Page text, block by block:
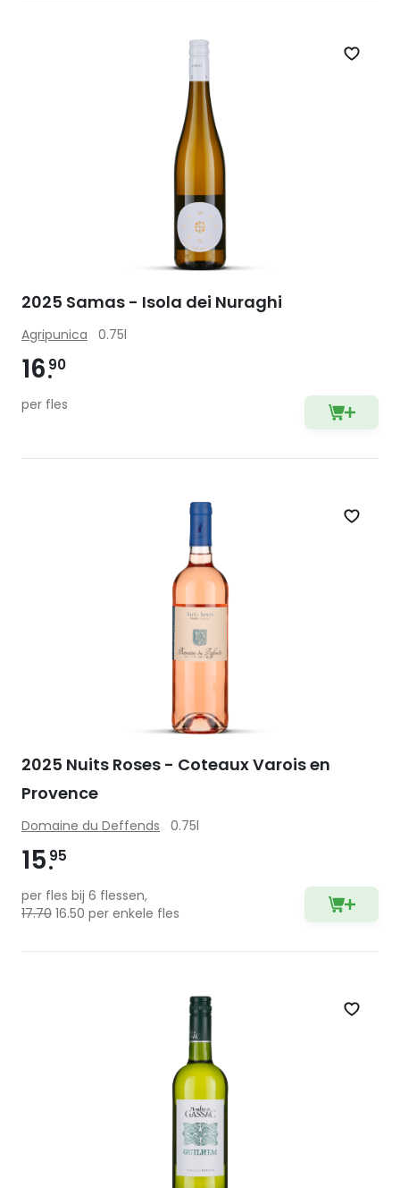
Zet
2025 Samas - Isola dei Nuraghi
Agripunica 0.75l
16 90
per fles
Zet
2025 Nuits Roses - Coteaux Varois en
Provence
Domaine du Deffends 0.75l
15 95
per fles bij 6 flessen,
17.70 16.50 per enkele fles
Zet